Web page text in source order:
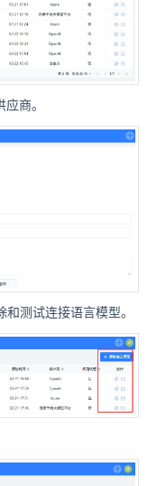
商。
和测试连接语言模型。